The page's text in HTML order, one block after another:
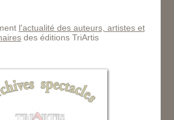
l'actualité des auteurs, artistes et
des éditions TriArtis